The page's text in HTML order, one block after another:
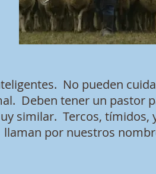
No pueden
Deben tener un pastor
similar. Tercos,
llaman por nuestros